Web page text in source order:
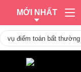
MỚI NHẤT
vụ điểm toán bất